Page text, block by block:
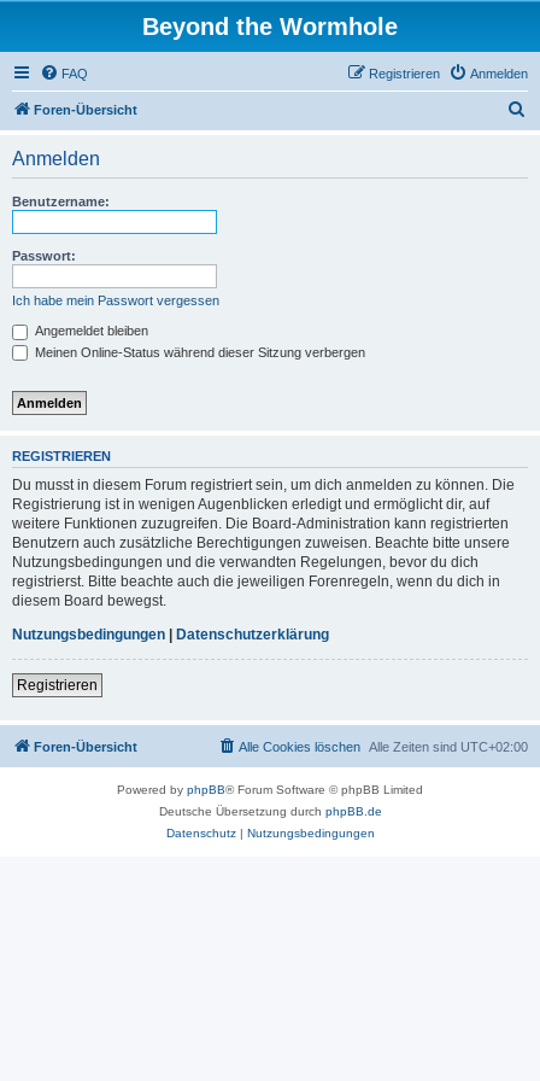
Beyond the Wormhole
FAQ Anmelden
Registrieren
Foren-Übersicht
Anmelden
Benutzername:
Passwort:
Ich habe mein Passwort vergessen
Angemeldet bleiben
Meinen Online-Status während dieser Sitzung verbergen
REGISTRIEREN
Du musst in diesem Forum registriert sein, um dich anmelden zu können. Die
Registrierung ist in wenigen Augenblicken erledigt und ermöglicht dir, auf
weitere Funktionen zuzugreifen. Die Board-Administration kann registrierten
Benutzern auch zusätzliche Berechtigungen zuweisen. Beachte bitte unsere
Nutzungsbedingungen und die verwandten Regelungen, bevor du dich
registrierst. Bitte beachte auch die jeweiligen Forenregeln, wenn du dich in
diesem Board bewegst.
Nutzungsbedingungen | Datenschutzerklärung
Registrieren
Foren-Übersicht Alle Zeiten sind UTC+02:00
Alle Cookies löschen
Powered by phpBB® Forum Software © phpBB Limited
Deutsche Übersetzung durch phpBB.de
Datenschutz| Nutzungsbedingungen